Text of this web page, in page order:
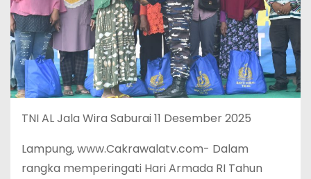
TNI AL Jala Wira Saburai 11 Desember 2025
Lampung, www.Cakrawalatv.com- Dalam
rangka memperingati Hari Armada RI Tahun